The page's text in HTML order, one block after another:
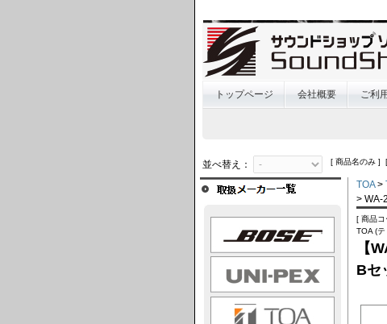
トップページ 会社概要 ご利
並べ替え： [ 商品名のみ ]
TOA>
> WA-
[ 商品
TOA (
【
Bセ